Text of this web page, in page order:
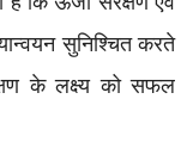
सुनिश्चित करते
के लक्ष्य को सफल